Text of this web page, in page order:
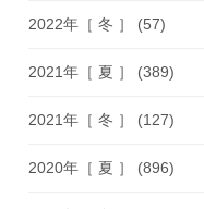
2022年［ 冬 ］ (57)
2021年［ 夏 ］ (389)
2021年［ 冬 ］ (127)
2020年［ 夏 ］ (896)